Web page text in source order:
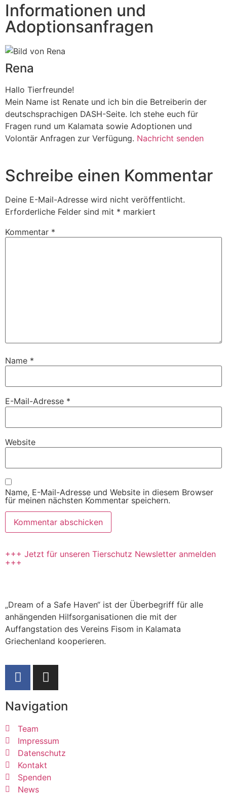
Informationen und
Adoptionsanfragen
Rena
Hallo Tierfreunde!
Mein Name ist Renate und ich bin die Betreiberin der
deutschsprachigen DASH-Seite. Ich stehe euch für
Fragen rund um Kalamata sowie Adoptionen und
Volontär Anfragen zur Verfügung. Nachricht senden
Schreibe einen Kommentar
Deine E-Mail-Adresse wird nicht veröffentlicht.
Erforderliche Felder sind mit * markiert
Kommentar *
Name *
E-Mail-Adresse *
Website
Name, E-Mail-Adresse und Website in diesem Browser
für meinen nächsten Kommentar speichern.
+++ Jetzt für unseren Tierschutz Newsletter anmelden
+++
„Dream of a Safe Haven“ ist der Überbegriff für alle
anhängenden Hilfsorganisationen die mit der
Auffangstation des Vereins Fisom in Kalamata
Griechenland kooperieren.
Navigation
Team
Impressum
Datenschutz
Kontakt
Spenden
News